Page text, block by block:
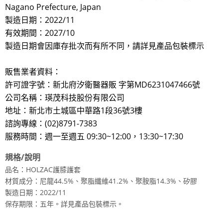
Nagano Prefecture, Japan
製造日期：2022/11
有效期間：2027/10
製造日期會因庫存批次而有所不同，請詳見產品包裝標示
販售業者資料：
許可證字號：新北府汐衛醫器販 字第MD6231047466號
公司名稱：瑛茂科技股份有限公司
地址：新北市土城區中華路1段36號3樓
諮詢專線：(02)8791-7383
服務時間：週一至週五 09:30~12:00，13:30~17:30
規格/說明
品名：HOLZAC護膝護套
材質成分：尼龍44.5%、 聚脂纖維41.2%、 聚胺脂14.3%、矽膠
製造日期：2022/11
保存期限：五年。詳見產品包裝標示。